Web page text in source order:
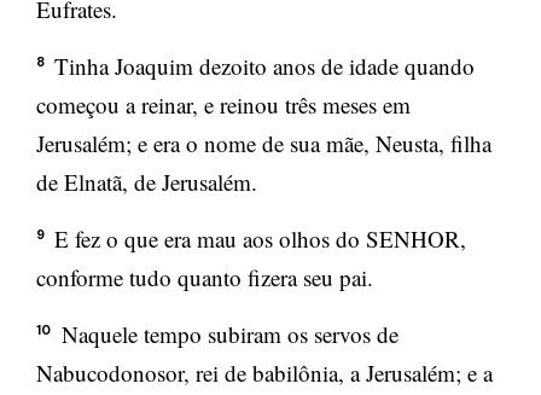
Eufrates.
8
Tinha Joaquim dezoito anos de idade quando
começou a reinar, e reinou três meses em
Jerusalém; e era o nome de sua mãe, Neusta, filha
de Elnatã, de Jerusalém.
9
E fez o que era mau aos olhos do SENHOR,
conforme tudo quanto fizera seu pai.
10
Naquele tempo subiram os servos de
Nabucodonosor, rei de babilônia, a Jerusalém; e a